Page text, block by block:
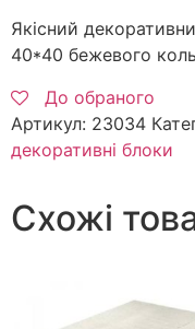
Якісний
40*40 бежевого
До обраного
Артикул: 23034
декоративні блоки
Схожі